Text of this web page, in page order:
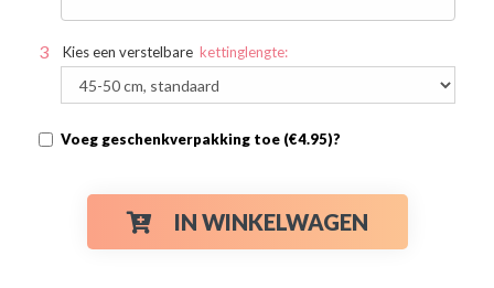
Kies een verstelbare kettinglengte:
Voeg geschenkverpakking toe (€4.95)?
IN WINKELWAGEN